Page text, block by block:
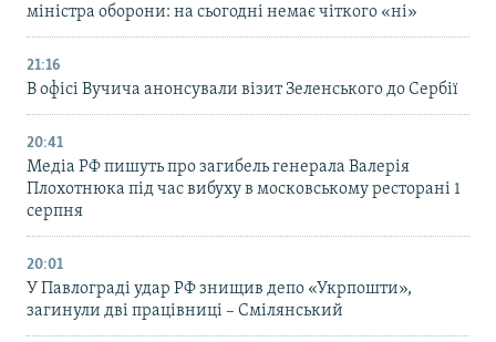
міністра оборони: на сьогодні немає чіткого «ні»
21:16
В офісі Вучича анонсували візит Зеленського до Сербії
20:41
Медіа РФ пишуть про загибель генерала Валерія
Плохотнюка під час вибуху в московському ресторані 1
серпня
20:01
У Павлограді удар РФ знищив депо «Укрпошти»,
загинули дві працівниці – Смілянський